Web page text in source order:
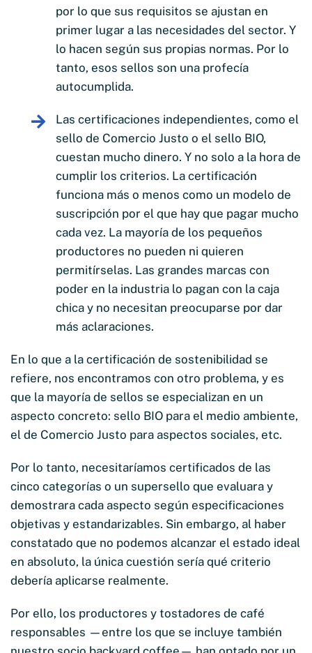
por lo que sus requisitos se ajustan en
primer lugar a las necesidades del sector. Y
lo hacen según sus propias normas. Por lo
tanto, esos sellos son una profecía
autocumplida.
Las certificaciones independientes, como el
sello de Comercio Justo o el sello BIO,
cuestan mucho dinero. Y no solo a la hora de
cumplir los criterios. La certificación
funciona más o menos como un modelo de
suscripción por el que hay que pagar mucho
cada vez. La mayoría de los pequeños
productores no pueden ni quieren
permitírselas. Las grandes marcas con
poder en la industria lo pagan con la caja
chica y no necesitan preocuparse por dar
más aclaraciones.
En lo que a la certificación de sostenibilidad se
refiere, nos encontramos con otro problema, y es
que la mayoría de sellos se especializan en un
aspecto concreto: sello BIO para el medio ambiente,
el de Comercio Justo para aspectos sociales, etc.
Por lo tanto, necesitaríamos certificados de las
cinco categorías o un supersello que evaluara y
demostrara cada aspecto según especificaciones
objetivas y estandarizables. Sin embargo, al haber
constatado que no podemos alcanzar el estado ideal
en absoluto, la única cuestión sería qué criterio
debería aplicarse realmente.
Por ello, los productores y tostadores de café
responsables —entre los que se incluye también